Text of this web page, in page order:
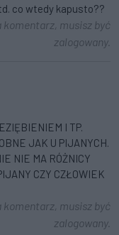
co wtedy kapusto??
komentarz, musisz być
zalogowany.
I TP.
JAK U PIJANYCH.
NIE MA RÓŻNICY
CZY CZŁOWIEK
komentarz, musisz być
zalogowany.